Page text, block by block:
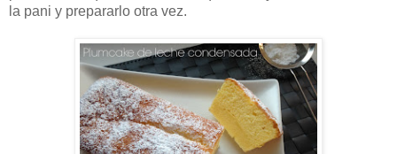
la pani y prepararlo otra vez.